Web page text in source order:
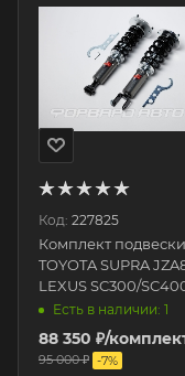
Код: 227825
Комплект подвески
TOYOTA SUPRA
LEXUS SC300/
1993-1998, серия
NEOMAX, пружины
12kg, R: 8kg ST1008
SILVER'S (SILVERS)
Есть в наличии: 1
88 350 ₽/
95 000₽ -7%